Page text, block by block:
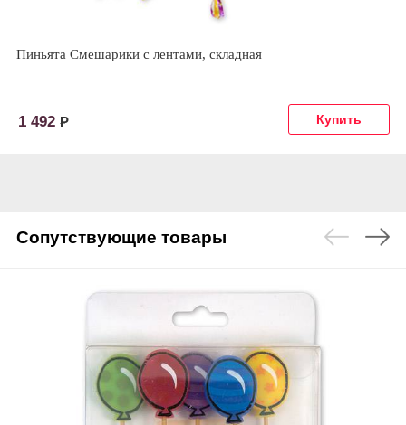
Пиньята Смешарики с лентами, складная
1 492 Р
Сопутствующие товары